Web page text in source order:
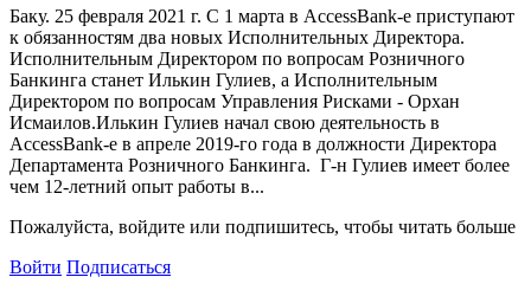
Баку. 25 февраля 2021 г. С 1 марта в AccessBank-е приступают
к обязанностям два новых Исполнительных Директора.
Исполнительным Директором по вопросам Розничного
Банкинга станет Илькин Гулиев, а Исполнительным
Директором по вопросам Управления Рисками - Орхан
Исмаилов.Илькин Гулиев начал свою деятельность в
AccessBank-е в апреле 2019-го года в должности Директора
Департамента Розничного Банкинга. Г-н Гулиев имеет более
чем 12-летний опыт работы в...
Пожалуйста, войдите или подпишитесь, чтобы читать больше
Войти Подписаться